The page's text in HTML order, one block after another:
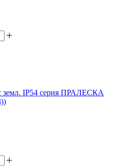
земл. IP54 серия ПРАЛЕСКА